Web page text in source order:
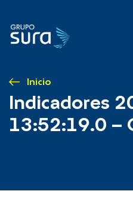
Inicio
Indicadores
13:52:19.0 –